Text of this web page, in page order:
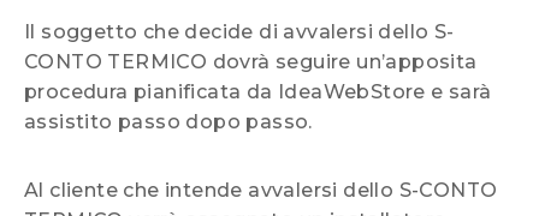
Il soggetto che decide di avvalersi dello S-
CONTO TERMICO dovrà seguire un’apposita
procedura pianificata da IdeaWebStore e sarà
assistito passo dopo passo.
Al cliente che intende avvalersi dello S-CONTO